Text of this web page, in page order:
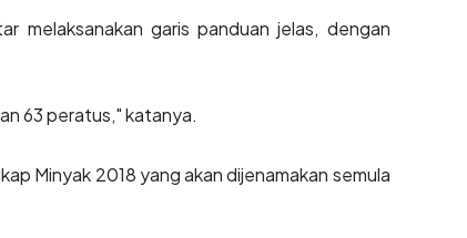
melaksanakan garis panduan jelas, dengan
63 peratus," katanya.
Minyak 2018 yang akan dijenamakan semula